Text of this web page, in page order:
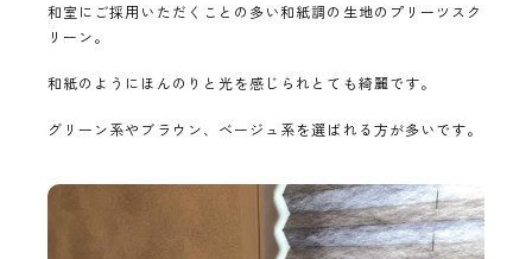
和室にご採用いただくことの多い和紙調の生地のプリーツスク
リーン。
和紙のようにほんのりと光を感じられとても綺麗です。
グリーン系やブラウン、ベージュ系を選ばれる方が多いです。